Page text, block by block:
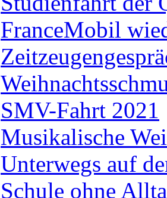
FranceMobil
SMV-Fahrt 2021
Musikalische
Unterwegs auf
Schule ohne